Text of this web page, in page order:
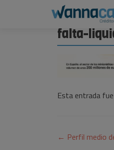
falta-
Esta entrada fue
← Perfil medio